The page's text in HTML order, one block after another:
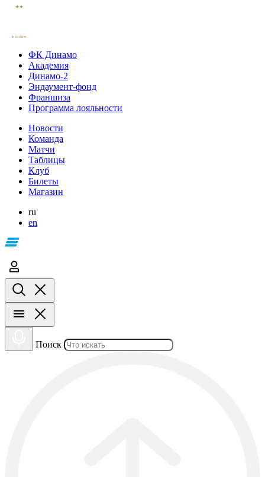
ФК Динамо
Академия
Динамо-2
Эндаумент-фонд
Франшиза
Программа лояльности
Новости
Команда
Матчи
Таблицы
Клуб
Билеты
Магазин
ru
en
Поиск